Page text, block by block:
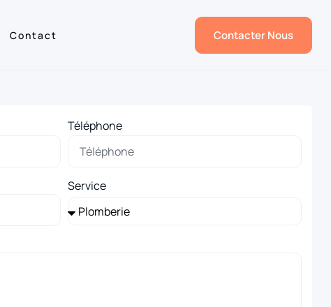
Contact Contacter Nous
Téléphone
Service